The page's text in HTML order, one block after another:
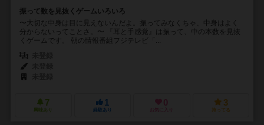
振って数を見抜くゲームいろいろ
〜大切な中身は目に見えないんだよ。振ってみなくちゃ、中身はよく
分からないってことさ。〜 『耳と手感覚』は振って、中の本数を見抜
くゲームです。 朝の情報番組フジテレビ「...
7
興味あり
1
経験あり
0
お気に入り
3
持ってる